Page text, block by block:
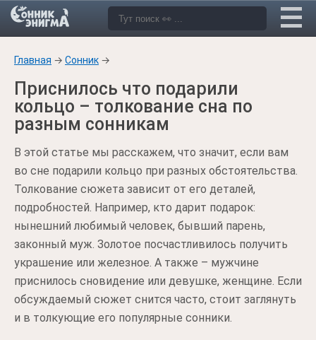
Главная → Сонник →
Приснилось что подарили
кольцо – толкование сна по
разным сонникам
В этой статье мы расскажем, что значит, если вам
во сне подарили кольцо при разных обстоятельства.
Толкование сюжета зависит от его деталей,
подробностей. Например, кто дарит подарок:
нынешний любимый человек, бывший парень,
законный муж. Золотое посчастливилось получить
украшение или железное. А также – мужчине
приснилось сновидение или девушке, женщине. Если
обсуждаемый сюжет снится часто, стоит заглянуть
и в толкующие его популярные сонники.